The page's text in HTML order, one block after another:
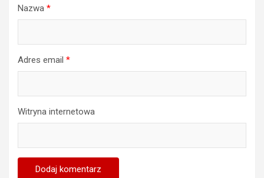
Nazwa *
Adres email *
Witryna internetowa